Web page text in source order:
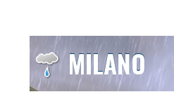
MILANO